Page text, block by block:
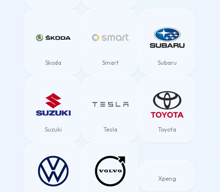
Skoda Smart Subaru
Suzuki Tesla Toyota
Xpeng